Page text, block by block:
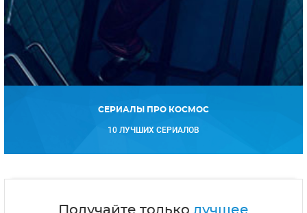
СЕРИАЛЫ ПРО КОСМОС
10 ЛУЧШИХ СЕРИАЛОВ
Получайте только лучшее